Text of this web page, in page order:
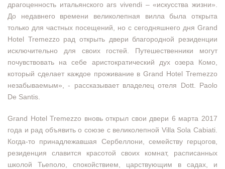
драгоценность итальянского ars vivendi – «искусства жизни».
До недавнего времени великолепная вилла была открыта
только для частных посещений, но с сегодняшнего дня Grand
Hotel Tremezzo рад открыть двери благородной резиденции
исключительно для своих гостей. Путешественники могут
почувствовать на себе аристократический дух озера Комо,
который сделает каждое проживание в Grand Hotel Tremezzo
незабываемым», - рассказывает владелец отеля Dott. Paolo
De Santis.
Grand Hotel Tremezzo вновь открыл свои двери 6 марта 2017
года и рад объявить о союзе с великолепной Villa Sola Cabiati.
Когда-то принадлежавшая Сербеллони, семейству герцогов,
резиденция славится красотой своих комнат, расписанных
школой Тьеполо, спокойствием, царствующим в садах, и